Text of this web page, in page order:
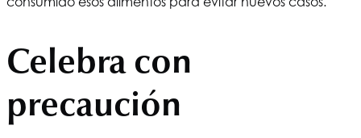
Celebra con
precaución